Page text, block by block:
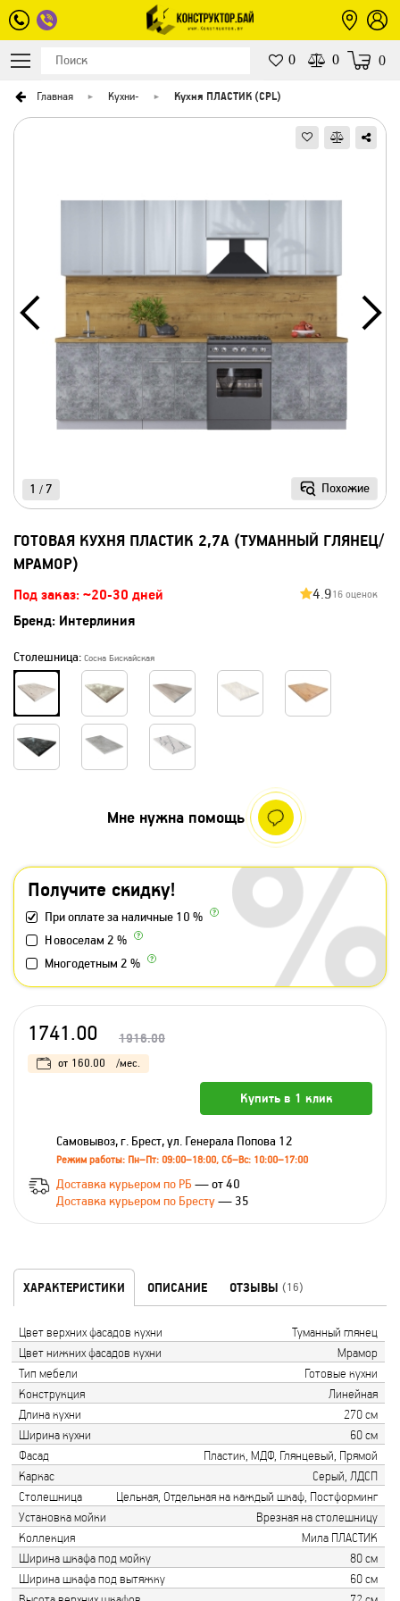
0 0 0
Главная Кухни- Кухня ПЛАСТИК (CPL)
Похожие
1 / 7
ГОТОВАЯ КУХНЯ ПЛАСТИК 2,7А (ТУМАННЫЙ ГЛЯНЕЦ/
МРАМОР)
Под заказ: ~20-30 дней 4.916 оценок
Бренд: Интерлиния
Столешница: Сосна Бискайская
Получите скидку!
При оплате за наличные 10 %
Новоселам 2 %
Многодетным 2 %
Мне нужна помощь
1741.00 1916.00
от 160.00 /мес.
Купить в 1 клик
Самовывоз, г. Брест, ул. Генерала Попова 12
Режим работы: Пн–Пт: 09:00–18:00, Сб–Вс: 10:00–17:00
Доставка курьером по РБ — от 40
Доставка курьером по Бресту— 35
ХАРАКТЕРИСТИКИ ОПИСАНИЕ ОТЗЫВЫ (16)
Цвет верхних фасадов кухни
Туманный глянец
Цвет нижних фасадов кухни
Мрамор
Тип мебели
Готовые кухни
Конструкция
Линейная
Длина кухни
270 см
Ширина кухни
60 см
Фасад
Пластик, МДФ, Глянцевый, Прямой
Каркас
Серый, ЛДСП
Столешница
Цельная, Отдельная на каждый шкаф, Постформинг
Установка мойки
Врезная на столешницу
Коллекция
Мила ПЛАСТИК
Ширина шкафа под мойку
80 см
Ширина шкафа под вытяжку
60 см